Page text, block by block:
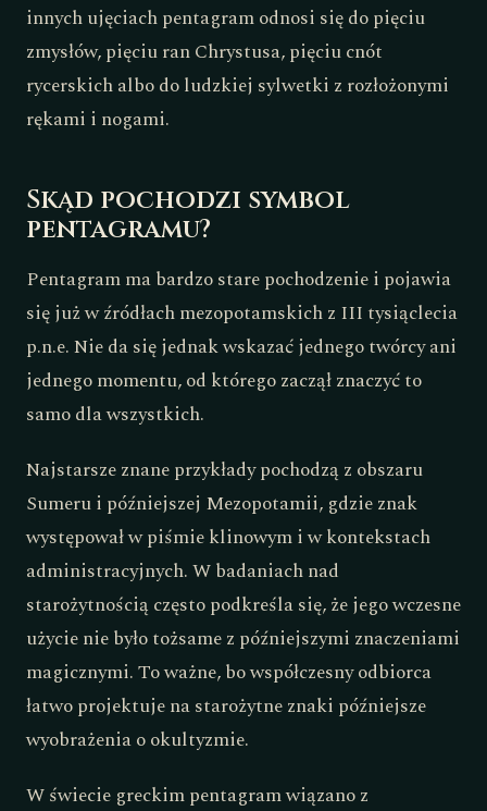
innych ujęciach pentagram odnosi się do pięciu
zmysłów, pięciu ran Chrystusa, pięciu cnót
rycerskich albo do ludzkiej sylwetki z rozłożonymi
rękami i nogami.
Skąd pochodzi symbol
pentagramu?
Pentagram ma bardzo stare pochodzenie i pojawia
się już w źródłach mezopotamskich z III tysiąclecia
p.n.e. Nie da się jednak wskazać jednego twórcy ani
jednego momentu, od którego zaczął znaczyć to
samo dla wszystkich.
Najstarsze znane przykłady pochodzą z obszaru
Sumeru i późniejszej Mezopotamii, gdzie znak
występował w piśmie klinowym i w kontekstach
administracyjnych. W badaniach nad
starożytnością często podkreśla się, że jego wczesne
użycie nie było tożsame z późniejszymi znaczeniami
magicznymi. To ważne, bo współczesny odbiorca
łatwo projektuje na starożytne znaki późniejsze
wyobrażenia o okultyzmie.
W świecie greckim pentagram wiązano z